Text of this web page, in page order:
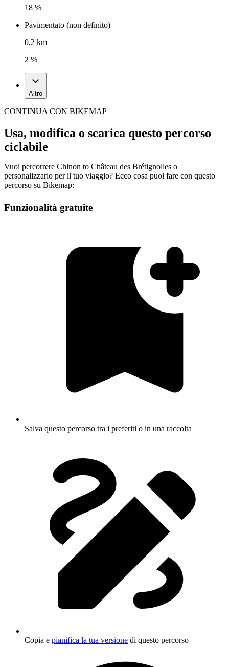
18 %
Pavimentato (non definito)
0,2 km
2 %
Altro
CONTINUA CON BIKEMAP
Usa, modifica o scarica questo percorso
ciclabile
Vuoi percorrere Chinon to Château des Brétignolles o
personalizzarlo per il tuo viaggio? Ecco cosa puoi fare con questo
percorso su Bikemap:
Funzionalità gratuite
Salva questo percorso tra i preferiti o in una raccolta
Copia e pianifica la tua versione di questo percorso